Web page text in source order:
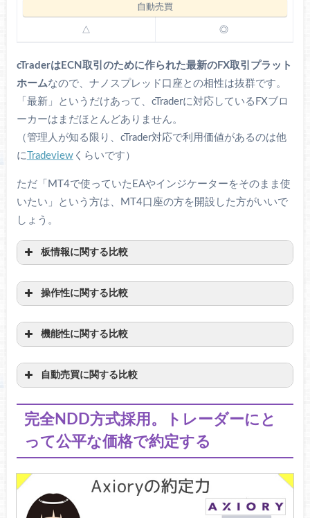
△ ◎
cTraderはECN取引のために作られた最新のFX取引プラット
ホームなので、ナノスプレッド口座との相性は抜群です。
「最新」というだけあって、cTraderに対応しているFXブロ
ーカーはまだほとんどありません。
（管理人が知る限り、cTrader対応で利用価値があるのは他
にTradeviewくらいです）
ただ「MT4で使っていたEAやインジケーターをそのまま使
いたい」という方は、MT4口座の方を開設した方がいいで
しょう。
板情報に関する比較
cTrader 標準装備
操作性に関する比較
機能性に関する比較
自動売買に関する比較
完全NDD方式採用。トレーダーにと
って公平な価格で約定する